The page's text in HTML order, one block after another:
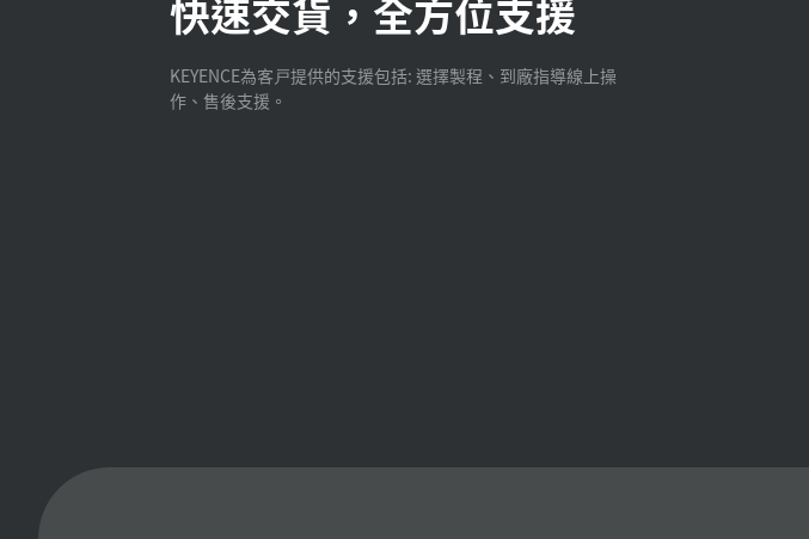
快速交貨，全方位支援
KEYENCE為客戸提供的支援包括: 選擇製程、到廠指導線上操
作、售後支援。